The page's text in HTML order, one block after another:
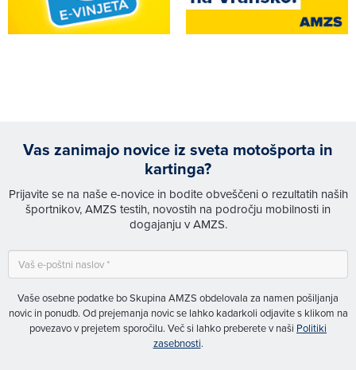
Vas zanimajo novice iz sveta motošporta in
kartinga?
Prijavite se na naše e-novice in bodite obveščeni o rezultatih naših
športnikov, AMZS testih, novostih na področju mobilnosti in
dogajanju v AMZS.
Vaše osebne podatke bo Skupina AMZS obdelovala za namen pošiljanja
novic in ponudb. Od prejemanja novic se lahko kadarkoli odjavite s klikom na
povezavo v prejetem sporočilu. Več si lahko preberete v naši Politiki
zasebnosti.